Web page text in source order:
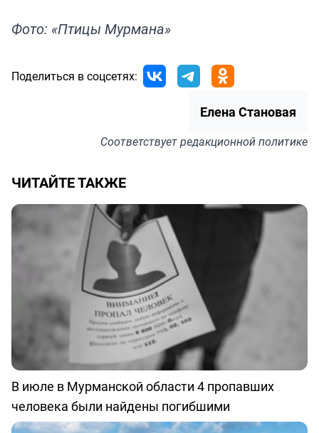
Фото: «Птицы Мурмана»
Поделиться в соцсетях:
Елена Становая
Соответствуетредакционной политике
ЧИТАЙТЕ ТАКЖЕ
В июле в Мурманской области 4 пропавших
человека были найдены погибшими